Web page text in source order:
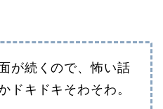
が続くので、怖い話
ドキドキそわそわ。